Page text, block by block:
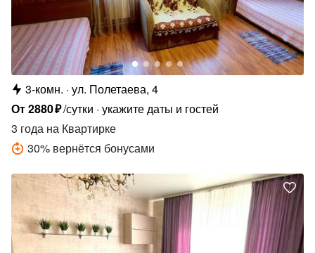
3-комн. ул. Полетаева, 4
От2880₽/сутки укажите даты и гостей
3 года на Квартирке
30% вернётся бонусами